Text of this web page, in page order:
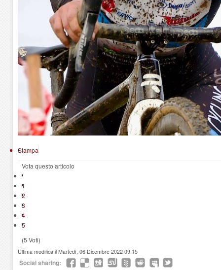
Stampa
Vota questo articolo
1
2
3
4
5
(5 Voti)
Ultima modifica il Martedì, 06 Dicembre 2022 09:15
Social sharing: